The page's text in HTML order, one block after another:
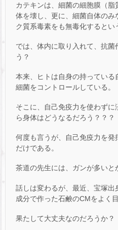
カテキンは、細菌の細胞膜（
体を壊し、更に、細菌自体の
ク質系毒素をも無毒化するとい
では、体内に取り入れて、抗菌
う？
本来、ヒトは自身の持っている
細菌をコントロールしている。
そこに、自己免疫力を使わず
ら身体はどうなるだろう？？？
何度も言うが、自己免疫力を発
だけである。
茶道の先生には、ガンが多いと
話しは変わるが、最近、宝塚
成分で作った石鹸のCMをよく目
果たして大丈夫なのだろうか？